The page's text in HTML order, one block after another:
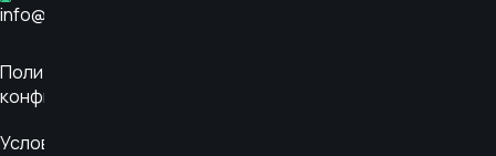
info@glükoosimonitor.ee
Политика
конфиденциальности
Условия